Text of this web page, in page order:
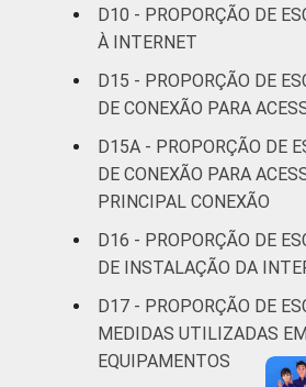
D10 - PROPORÇÃO DE
À INTERNET
D15 - PROPORÇÃO DE
DE CONEXÃO PARA
D15A - PROPORÇÃO DE
DE CONEXÃO PARA
PRINCIPAL CONEXÃO
D16 - PROPORÇÃO DE
DE INSTALAÇÃO DA
D17 - PROPORÇÃO DE
MEDIDAS UTILIZADAS
EQUIPAMENTOS